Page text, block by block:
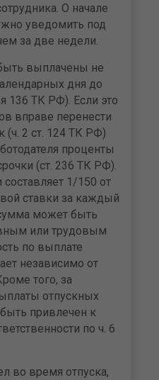
О начале
уведомить под
за две недели.
выплачены не
дня до
136 ТК РФ). Если это
вправе перенести
(ч. 2 ст. 124 ТК РФ)
проценты
(ст. 236 ТК РФ).
1/150 от
ставки за каждый
может быть
или трудовым
по выплате
независимо от
того, за
отпускных
привлечен к
по ч. 6
во время отпуска,